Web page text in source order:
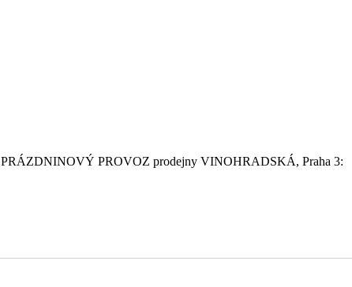
PRÁZDNINOVÝ PROVOZ prodejny VINOHRADSKÁ, Praha 3: